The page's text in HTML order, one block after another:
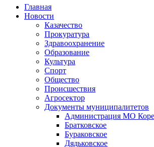
Главная
Новости
Казачество
Прокуратура
Здравоохранение
Образование
Культура
Спорт
Общество
Происшествия
Агросектор
Документы муниципалитетов
Администрация МО
Братковское
Бураковское
Дядьковское